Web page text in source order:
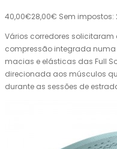
40,00€28,00€ Sem impostos:
Vários corredores
compressão integrada
macias e elásticas das Full
direcionada aos músculos
durante as sessões de